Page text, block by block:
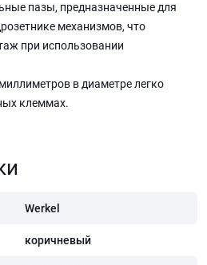
пазы, предназначенные для
механизмов, что
при использовании
в диаметре легко
клеммах.
Werkel
коричневый